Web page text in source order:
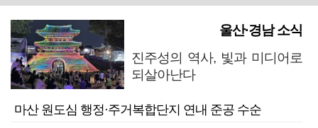
울산·경남 소식
진주성의 역사, 빛과 미디어로
되살아난다
마산 원도심 행정·주거복합단지 연내 준공 수순